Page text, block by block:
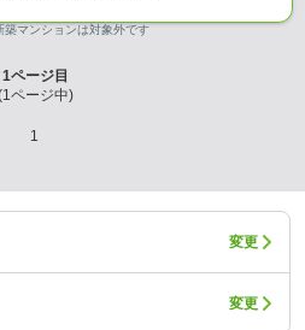
マンションは対象外です
1ページ目
1ページ中)
1
変更
変更